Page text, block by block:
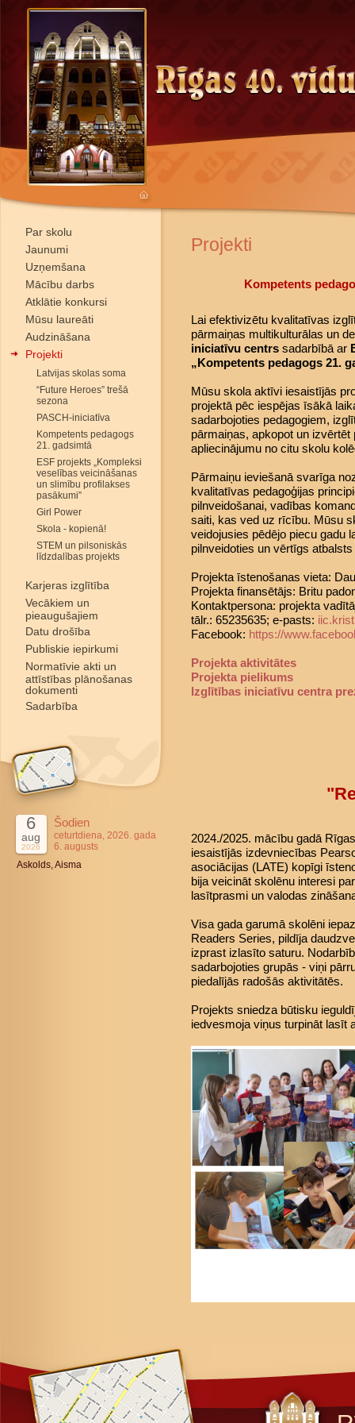
Par skolu
Jaunumi
Uzņemšana
Mācību darbs
Atklātie konkursi
Mūsu laureāti
Audzināšana
Projekti
Latvijas skolas soma
“Future Heroes” trešā
sezona
PASCH-iniciatīva
Kompetents pedagogs
21. gadsimtā
ESF projekts „Kompleksi
veselības veicināšanas
un slimību profilakses
pasākumi”
Girl Power
Skola - kopienā!
STEM un pilsoniskās
līdzdalības projekts
Karjeras izglītība
Vecākiem un
pieaugušajiem
Datu drošība
Publiskie iepirkumi
Normatīvie akti un
attīstības plānošanas
dokumenti
Sadarbība
6
aug
2026
Šodien
ceturtdiena, 2026. gada
6. augusts
Askolds, Aisma
Projekti
Kompetents
Lai efektivizētu kvalitatīvas
pārmaiņas multikulturālas un
iniciatīvu centrs sadarbībā ar
„Kompetents pedagogs 21.
Mūsu skola aktīvi iesaistījās
projektā pēc iespējas īsākā
sadarbojoties pedagogiem,
pārmaiņas, apkopot un
apliecinājumu no citu skolu
Pārmaiņu ieviešanā svarīga
kvalitatīvas pedagoģijas
pilnveidošanai, vadības
saiti, kas ved uz rīcību. Mūsu
veidojusies pēdējo piecu gadu
pilnveidoties un vērtīgs
Projekta īstenošanas vieta:
Projekta finansētājs: Britu
Kontaktpersona: projekta
tālr.: 65235635; e-pasts:
Facebook: https://
Projekta aktivitātes
Projekta pielikums
Izglītības iniciatīvu centra
2024./2025. mācību gadā
iesaistījās izdevniecības
asociācijas (LATE) kopīgi
bija veicināt skolēnu interesi
lasītprasmi un valodas
Visa gada garumā skolēni
Readers Series, pildīja
izprast izlasīto saturu.
sadarbojoties grupās - viņi
piedalījās radošās aktivitātēs.
Projekts sniedza būtisku
iedvesmoja viņus turpināt lasīt